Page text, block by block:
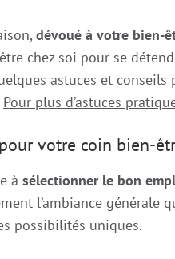
dévoué à votre bien-
chez soi pour se
astuces et
Pour plus d’astuces
votre coin bien-
à sélectionner le bon
l’ambiance générale
possibilités uniques.